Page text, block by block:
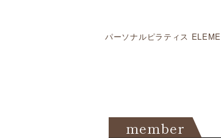
パーソナルピラティス
member